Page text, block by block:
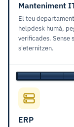
Manteniment
El teu
helpdesk humà,
verificades. Sense
s'eternitzen.
ERP